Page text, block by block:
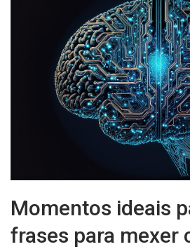
Momentos ideais
frases para mexer